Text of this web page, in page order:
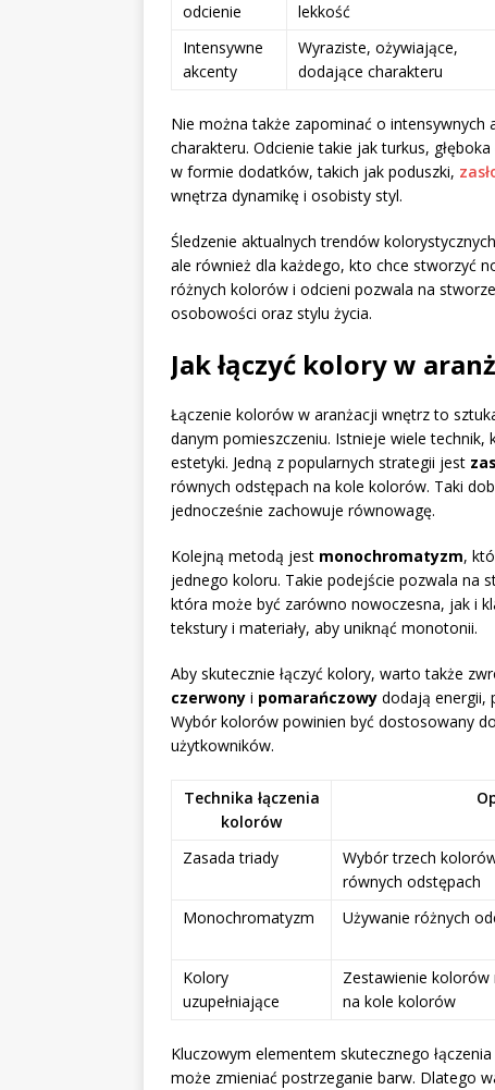
odcienie
lekkość
Intensywne
akcenty
Wyraziste, ożywiające,
dodające charakteru
Nie można także zapominać o
charakteru. Odcienie takie jak turkus,
w formie dodatków, takich jak poduszki,
wnętrza dynamikę i osobisty styl.
Śledzenie aktualnych trendów
ale również dla każdego, kto chce stworzyć
różnych kolorów i odcieni pozwala na
osobowości oraz stylu życia.
Jak łączyć kolory w
Łączenie kolorów w aranżacji wnętrz to
danym pomieszczeniu. Istnieje wiele
estetyki. Jedną z popularnych strategii jest
równych odstępach na kole kolorów. Taki
jednocześnie zachowuje równowagę.
Kolejną metodą jest monochromatyzm,
jednego koloru. Takie podejście pozwala na
która może być zarówno nowoczesna, jak i
tekstury i materiały, aby uniknąć monotonii.
Aby skutecznie łączyć kolory, warto także
czerwony i pomarańczowy dodają energii,
Wybór kolorów powinien być dostosowany
użytkowników.
Technika łączenia
kolorów
Zasada triady
Wybór trzech
równych odstępach
Monochromatyzm
Używanie różnych
Kolory
uzupełniające
Zestawienie kolorów
na kole kolorów
Kluczowym elementem skutecznego
może zmieniać postrzeganie barw. Dlatego